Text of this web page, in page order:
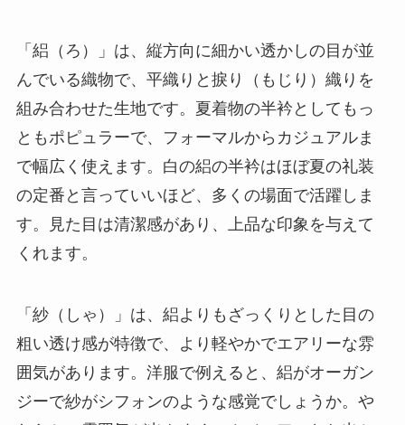
「絽（ろ）」は、縦方向に細かい透かしの目が並
んでいる織物で、平織りと捩り（もじり）織りを
組み合わせた生地です。夏着物の半衿としてもっ
ともポピュラーで、フォーマルからカジュアルま
で幅広く使えます。白の絽の半衿はほぼ夏の礼装
の定番と言っていいほど、多くの場面で活躍しま
す。見た目は清潔感があり、上品な印象を与えて
くれます。
「紗（しゃ）」は、絽よりもざっくりとした目の
粗い透け感が特徴で、より軽やかでエアリーな雰
囲気があります。洋服で例えると、絽がオーガン
ジーで紗がシフォンのような感覚でしょうか。や